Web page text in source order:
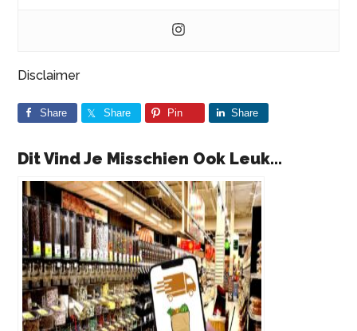
Disclaimer
Share Share Pin Share
Dit Vind Je Misschien Ook Leuk...